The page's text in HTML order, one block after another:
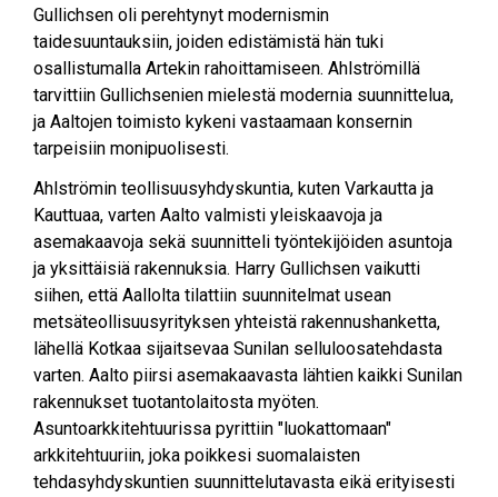
Gullichsen oli perehtynyt modernismin
taidesuuntauksiin, joiden edistämistä hän tuki
osallistumalla Artekin rahoittamiseen. Ahlströmillä
tarvittiin Gullichsenien mielestä modernia suunnittelua,
ja Aaltojen toimisto kykeni vastaamaan konsernin
tarpeisiin monipuolisesti.
Ahlströmin teollisuusyhdyskuntia, kuten Varkautta ja
Kauttuaa, varten Aalto valmisti yleiskaavoja ja
asemakaavoja sekä suunnitteli työntekijöiden asuntoja
ja yksittäisiä rakennuksia. Harry Gullichsen vaikutti
siihen, että Aallolta tilattiin suunnitelmat usean
metsäteollisuusyrityksen yhteistä rakennushanketta,
lähellä Kotkaa sijaitsevaa Sunilan selluloosatehdasta
varten. Aalto piirsi asemakaavasta lähtien kaikki Sunilan
rakennukset tuotantolaitosta myöten.
Asuntoarkkitehtuurissa pyrittiin "luokattomaan"
arkkitehtuuriin, joka poikkesi suomalaisten
tehdasyhdyskuntien suunnittelutavasta eikä erityisesti